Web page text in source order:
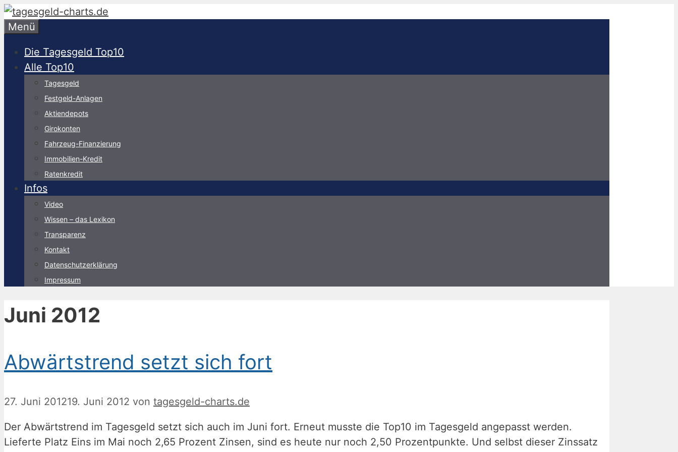
Zum
Inhalt
Menü
Die Tagesgeld Top10
Alle Top10
Tagesgeld
Festgeld-Anlagen
Aktiendepots
Girokonten
Fahrzeug-Finanzierung
Immobilien-Kredit
Ratenkredit
Infos
Video
Wissen – das Lexikon
Transparenz
Kontakt
Datenschutzerklärung
Impressum
Juni 2012
Abwärtstrend setzt sich fort
27. Juni 201219. Juni 2012 von tagesgeld-charts.de
Der Abwärtstrend im Tagesgeld setzt sich auch im Juni fort. Erneut musste die Top10 im Tagesgeld angepasst werden.
Lieferte Platz Eins im Mai noch 2,65 Prozent Zinsen, sind es heute nur noch 2,50 Prozentpunkte. Und selbst dieser Zinssatz